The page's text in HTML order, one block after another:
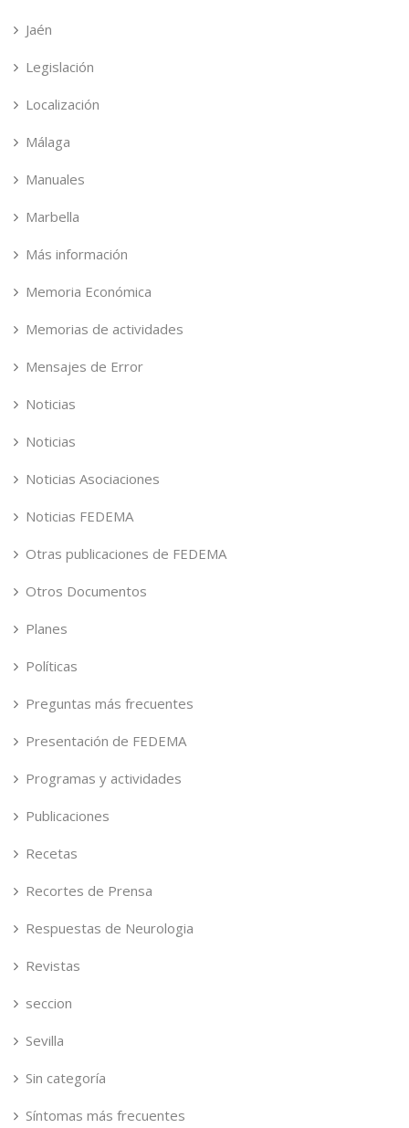
Jaén
Legislación
Localización
Málaga
Manuales
Marbella
Más información
Memoria Económica
Memorias de actividades
Mensajes de Error
Noticias
Noticias
Noticias Asociaciones
Noticias FEDEMA
Otras publicaciones de FEDEMA
Otros Documentos
Planes
Políticas
Preguntas más frecuentes
Presentación de FEDEMA
Programas y actividades
Publicaciones
Recetas
Recortes de Prensa
Respuestas de Neurologia
Revistas
seccion
Sevilla
Sin categoría
Síntomas más frecuentes